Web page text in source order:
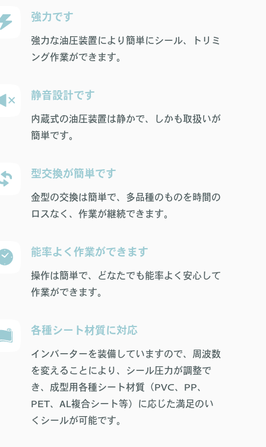
強力です
強力な油圧装置により簡単にシール、トリミ
ング作業ができます。
静音設計です
内蔵式の油圧装置は静かで、しかも取扱いが
簡単です。
型交換が簡単です
金型の交換は簡単で、多品種のものを時間の
ロスなく、作業が継続できます。
能率よく作業ができます
操作は簡単で、どなたでも能率よく安心して
作業ができます。
各種シート材質に対応
インバーターを装備していますので、周波数
を変えることにより、シール圧力が調整で
き、成型用各種シート材質（PVC、PP、
PET、AL複合シート等）に応じた満足のい
くシールが可能です。